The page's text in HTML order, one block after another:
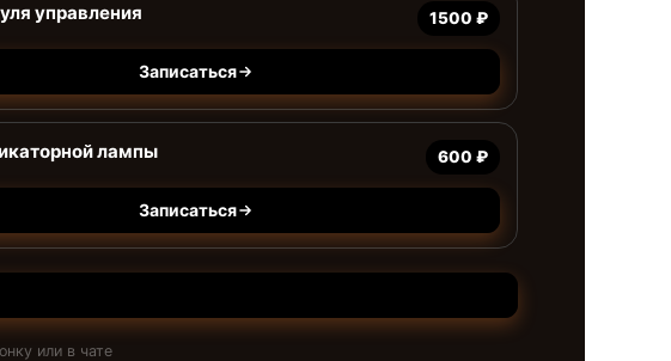
управления 1500 ₽
Записаться
лампы 600 ₽
Записаться
или в чате